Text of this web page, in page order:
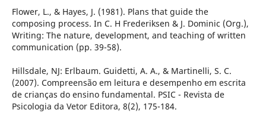
Flower, L., & Hayes, J. (1981). Plans that guide the
composing process. In C. H Frederiksen & J. Dominic (Org.),
Writing: The nature, development, and teaching of written
communication (pp. 39-58).
Hillsdale, NJ: Erlbaum. Guidetti, A. A., & Martinelli, S. C.
(2007). Compreensão em leitura e desempenho em escrita
de crianças do ensino fundamental. PSIC - Revista de
Psicologia da Vetor Editora, 8(2), 175-184.